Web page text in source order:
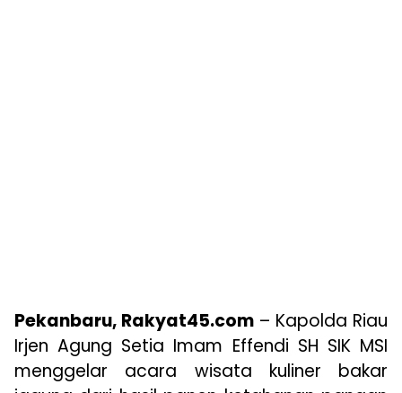
Pekanbaru, Rakyat45.com – Kapolda Riau
Irjen Agung Setia Imam Effendi SH SIK MSI
menggelar acara wisata kuliner bakar